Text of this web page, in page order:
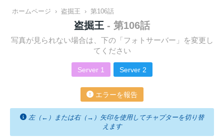
ホームページ › 盗掘王 › 第106話
盗掘王 - 第106話
写真が見られない場合は、下の「フォトサーバー」を変更し
てください
Server 1 Server 2
エラーを報告
左（←）または右（→）矢印を使用してチャプターを切り替
えます